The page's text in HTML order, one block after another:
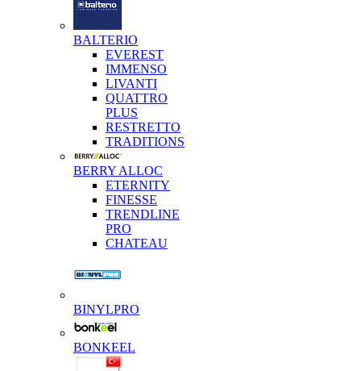
BALTERIO
EVEREST
IMMENSO
LIVANTI
QUATTRO
PLUS
RESTRETTO
TRADITIONS
BERRY ALLOC
ETERNITY
FINESSE
TRENDLINE
PRO
CHATEAU
BINYLPRO
BONKEEL